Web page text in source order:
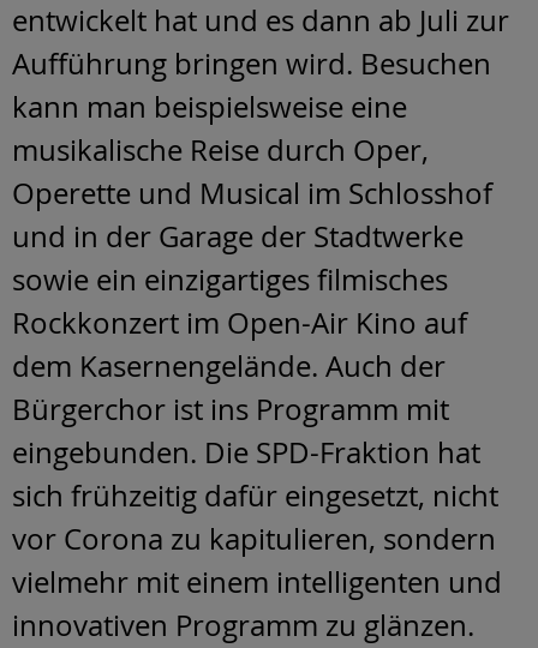
entwickelt hat und es dann ab Juli zur
Aufführung bringen wird. Besuchen
kann man beispielsweise eine
musikalische Reise durch Oper,
Operette und Musical im Schlosshof
und in der Garage der Stadtwerke
sowie ein einzigartiges filmisches
Rockkonzert im Open-Air Kino auf
dem Kasernengelände. Auch der
Bürgerchor ist ins Programm mit
eingebunden. Die SPD-Fraktion hat
sich frühzeitig dafür eingesetzt, nicht
vor Corona zu kapitulieren, sondern
vielmehr mit einem intelligenten und
innovativen Programm zu glänzen.